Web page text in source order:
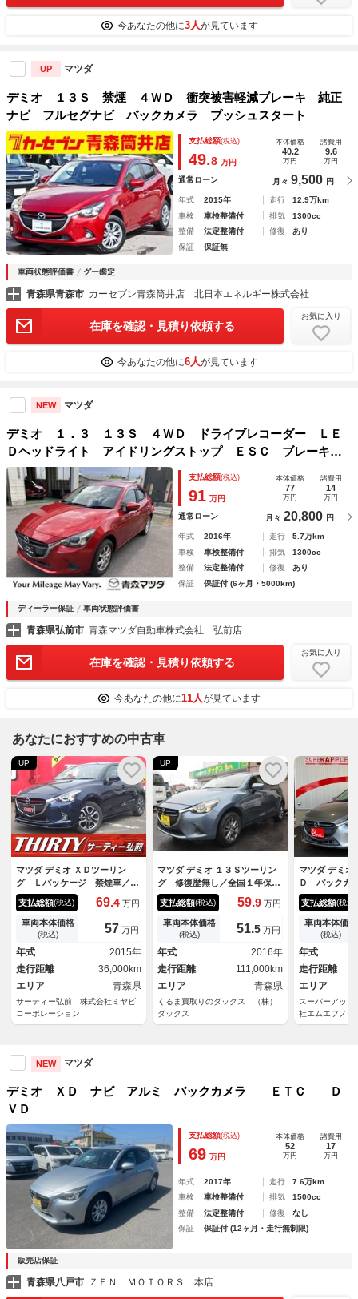
今あなたの他に3人が見ています
UP マツダ
デミオ １３Ｓ 禁煙 ４ＷＤ 衝突被害軽減ブレーキ 純正
ナビ フルセグナビ バックカメラ プッシュスタート
支払総額(税込)
49.8 万円
本体価格
40.2
万円
諸費用
9.6
万円
通常ローン 月々 9,500 円
年式 2015年 走行
12.9万km
車検
車検整備付 排気
1300cc
整備
法定整備付 修復
あり
保証
保証無
車両状態評価書 グー鑑定
青森県青森市 カーセブン青森筒井店 北日本エネルギー株式会社
在庫を確認・見積り依頼する
お気に入り
今あなたの他に6人が見ています
NEW マツダ
デミオ １．３ １３Ｓ ４ＷＤ ドライブレコーダー ＬＥ
Ｄヘッドライト アイドリングストップ ＥＳＣ ブレーキサ
ポート フルセグＴＶ オートエアコン エアバッグ ＡＢ
Ｓ 盗難防止システム パワーウィンドウ メモリーナビ キ
ーレス
支払総額(税込)
91 万円
本体価格
77
万円
諸費用
14
万円
通常ローン 月々 20,800 円
年式 2016年 走行
5.7万km
車検
車検整備付 排気
1300cc
整備
法定整備付 修復
あり
保証
保証付 (6ヶ月・5000km)
ディーラー保証 車両状態評価書
青森県弘前市 青森マツダ自動車株式会社 弘前店
在庫を確認・見積り依頼する
お気に入り
今あなたの他に11人が見ています
あなたにおすすめの中古車
UP
マツダ デミオ ＸＤツーリン
グ Ｌパッケージ 禁煙車／ド
ラレコ／バックカメラ／衝突被
害軽減ブレーキ／ＢＳＭ／ＬＥ
Ｄヘッドライト／クルーズコン
トロール／ＥＴＣ／レーンキー
プアシスト／パドルシフト／Ｌ
ＥＤフォグ／ヘッドアップディ
スプレイ／純正ＡＷ
支払総額(税込) 69.4 万円
車両本体価格
(税込) 57 万円
年式
2015年
走行距離
36,000km
エリア
青森県
サーティー弘前 株式会社ミヤビ
コーポレーション
UP
マツダ デミオ １３Ｓツーリン
グ 修復歴無し／全国１年保証
付き／４ＷＤ／セーフティパッ
ケージ／地デジナビ／ＢＳＭ／
車線逸脱抑制／ＨＵＤ／前席シ
ートヒーター／ＥＴＣ／リモー
トスタート／オートハイビーム
／オートワイパー／バックカメ
ラ／
支払総額(税込) 59.9 万円
車両本体価格
(税込) 51.5 万円
年式
2016年
走行距離
111,000km
エリア
青森県
くるま買取りのダックス （株）
ダックス
マツダ デミ
Ｄ バックカ
コーダー リ
ー フルセグ
Ｄ再生 ＬＥ
アイドリング
支払総額(税込)
車両本体価格
(税込)
年式
走行距離
エリア
スーパーアッ
社エムエフノー
NEW マツダ
デミオ ＸＤ ナビ アルミ バックカメラ ＥＴＣ Ｄ
ＶＤ
支払総額(税込)
69 万円
本体価格
52
万円
諸費用
17
万円
年式 2017年 走行
7.6万km
車検
車検整備付 排気
1500cc
整備
法定整備付 修復
なし
保証
保証付 (12ヶ月・走行無制限)
販売店保証
青森県八戸市 ＺＥＮ ＭＯＴＯＲＳ 本店